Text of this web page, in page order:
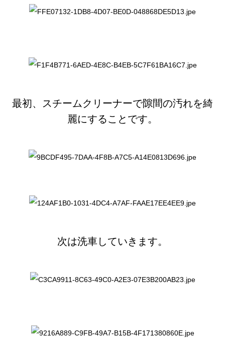
最初、スチームクリーナーで隙間の汚れを綺
麗にすることです。
次は洗車していきます。